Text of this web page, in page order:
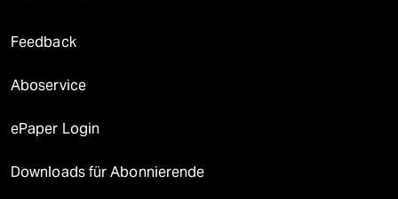
Feedback
Aboservice
ePaper Login
Downloads für Abonnierende